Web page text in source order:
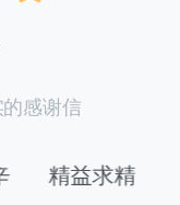
感谢信
求精
高效优质